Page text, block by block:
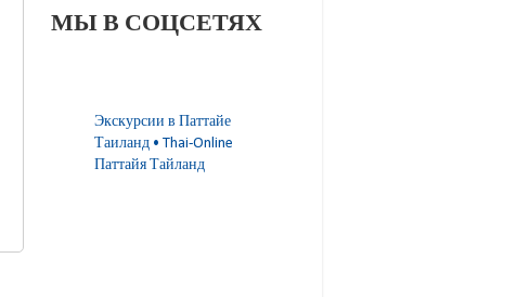
МЫ В СОЦСЕТЯХ
Экскурсии в Паттайе
Таиланд • Thai-Online
Паттайя Тайланд